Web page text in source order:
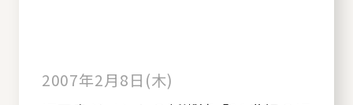
2007年2月8日(木)